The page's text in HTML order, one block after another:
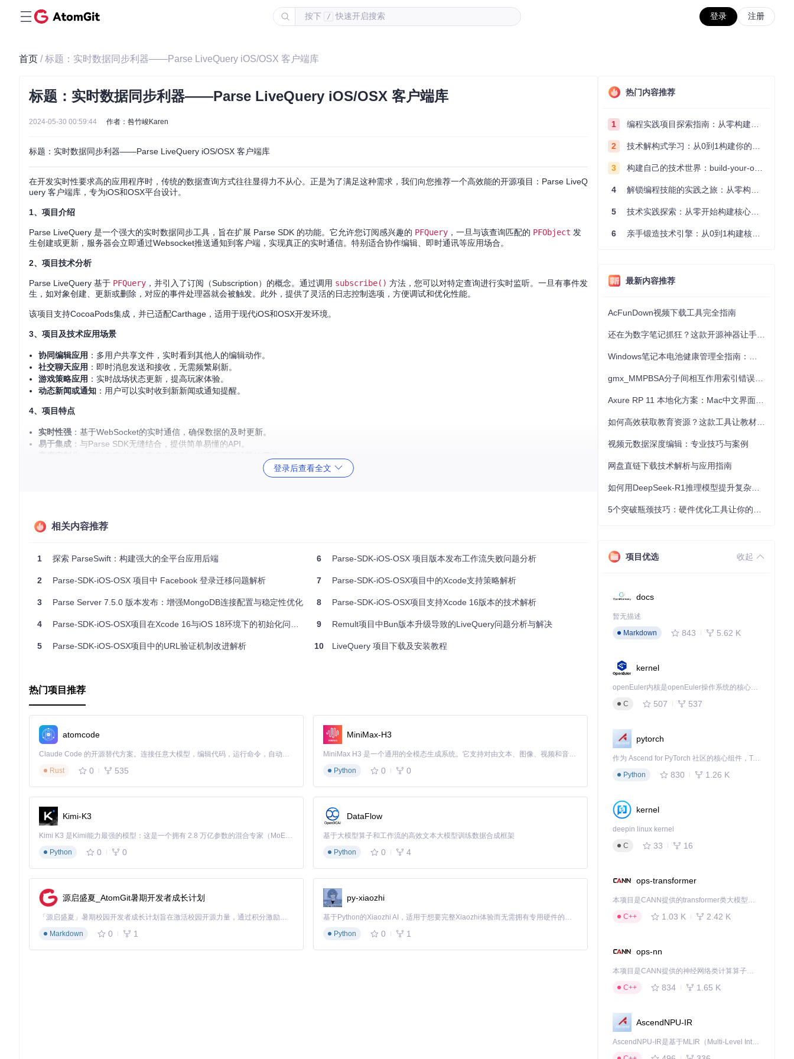
按下 / 快速开启搜索 登录 注册
首页 / 标题：实时数据同步利器——Parse LiveQuery iOS/OSX 客户端库
标题：实时数据同步利器——Parse LiveQuery iOS/OSX 客户端库
2024-05-30 00:59:44 作者：咎竹峻Karen
标题：实时数据同步利器——Parse LiveQuery iOS/OSX 客户端库
在开发实时性要求高的应用程序时，传统的数据查询方式往往显得力不从心。正是为了满足这种需求，我们向您推荐一个高效能的开源项目：Parse LiveQ
uery 客户端库，专为iOS和OSX平台设计。
1、项目介绍
Parse LiveQuery 是一个强大的实时数据同步工具，旨在扩展 Parse SDK 的功能。它允许您订阅感兴趣的 PFQuery ，一旦与该查询匹配的 PFObject 发
生创建或更新，服务器会立即通过Websocket推送通知到客户端，实现真正的实时通信。特别适合协作编辑、即时通讯等应用场合。
2、项目技术分析
Parse LiveQuery 基于 PFQuery ，并引入了订阅（Subscription）的概念。通过调用 subscribe() 方法，您可以对特定查询进行实时监听。一旦有事件发
生，如对象创建、更新或删除，对应的事件处理器就会被触发。此外，提供了灵活的日志控制选项，方便调试和优化性能。
该项目支持CocoaPods集成，并已适配Carthage，适用于现代iOS和OSX开发环境。
3、项目及技术应用场景
协同编辑应用 ：多用户共享文件，实时看到其他人的编辑动作。
社交聊天应用 ：即时消息发送和接收，无需频繁刷新。
游戏策略应用 ：实时战场状态更新，提高玩家体验。
动态新闻或通知 ：用户可以实时收到新新闻或通知提醒。
4、项目特点
实时性强 ：基于WebSocket的实时通信，确保数据的及时更新。
易于集成 ：与Parse SDK无缝结合，提供简单易懂的API。
：由Parse Community维护，拥有活跃的开发者社区和详细的文档。
项目都值得您一试，它将帮助您打造更流畅、更具互动性的应用。现在就加入Parse LiveQuery的行列，释放您的创新能力吧！
登录后查看全文
相关内容推荐
1 探索 ParseSwift：构建强大的全平台应用后端
2 Parse-SDK-iOS-OSX 项目中 Facebook 登录迁移问题解析
3 Parse Server 7.5.0 版本发布：增强MongoDB连接配置与稳定性优化
4 Parse-SDK-iOS-OSX项目在Xcode 16与iOS 18环境下的初始化问题解析
5 Parse-SDK-iOS-OSX项目中的URL验证机制改进解析
6 Parse-SDK-iOS-OSX 项目版本发布工作流失败问题分析
7 Parse-SDK-iOS-OSX项目中的Xcode支持策略解析
8 Parse-SDK-iOS-OSX项目支持Xcode 16版本的技术解析
9 Remult项目中Bun版本升级导致的LiveQuery问题分析与解决
10 LiveQuery 项目下载及安装教程
热门项目推荐
atomcode
Claude Code 的开源替代方案。连接任意大模型，编辑代码，运行命令，自动验证 — 全自动执行。用 Rust 构建，极致性能。 ｜ An open-source alternative to Claude Code. Connect any LLM, edit code, run commands, and verify changes — autonomously. Built in Rust for speed. Get Started
Rust
0 535
MiniMax-H3
MiniMax H3 是一个通用的全模态生成系统。它支持对由文本、图像、视频和音频组成的多模态上下文进行统一理解，并能生成分辨率高达 2K、时长可达 15 秒的带原生立体声音频的视频。得益于面向任务泛化的系统设计，H3 在预训练阶段就已具备广泛的多模态上下文理解与生成能力，能够出色地执行复杂的多模态指令。
Python
0 0
Kimi-K3
Kimi K3 是Kimi能力最强的模型：这是一个拥有 2.8 万亿参数的混合专家（MoE）模型，具备原生视觉理解能力，并支持 100 万 token 的上下文窗口。
Python
0 0
DataFlow
基于大模型算子和工作流的高效文本大模型训练数据合成框架
Python
0 4
源启盛夏_AtomGit暑期开发者成长计划
「源启盛夏」暑期校园开发者成长计划旨在激活校园开源力量，通过积分激励、认证扶持、资源倾斜等形式，引导高校组织和开发者完成「入驻 — 建项目 — 做贡献 — 获认证 — 得资源」的完整闭环。无论你是想带领社团入驻平台的组织者，还是希望用代码贡献证明自己的开发者，都能在这里找到属于你的成长路径。
Markdown
0 1
py-xiaozhi
基于Python的Xiaozhi AI，适用于想要完整Xiaozhi体验而无需拥有专用硬件的用户。
Python
0 1
热门内容推荐
1 编程实践项目探索指南：从零构建技术能力体系
2 技术解构式学习：从0到1构建你的编程知识体系
3 构建自己的技术世界：build-your-own-x项目的实践探索指南
4 解锁编程技能的实践之旅：从零构建你的技术世界
5 技术实践探索：从零开始构建核心系统的实践指南
6 亲手锻造技术引擎：从0到1构建核心系统的实践指南
最新内容推荐
AcFunDown视频下载工具完全指南
视频元数据深度编辑：专业技巧与案例
网盘直链下载技术解析与应用指南
项目优选 收起
docs
暂无描述
Markdown
843 5.62 K
kernel
openEuler内核是openEuler操作系统的核心，既是系统性能与稳定性的基石，也是连接处理器、设备与服务的桥梁。
C
507 537
pytorch
作为 Ascend for PyTorch 社区的核心组件，TorchNPU 是昇腾专为 PyTorch 打造的深度学习适配插件，使 PyTorch 框架能够直接调用昇腾 NPU，为开发者提供昇腾 AI 处理器的超强算力。
Python
830 1.26 K
kernel
deepin linux kernel
C
33 16
ops-transformer
本项目是CANN提供的transformer类大模型算子库，实现网络在NPU上加速计算。
C++
1.03 K 2.42 K
ops-nn
本项目是CANN提供的神经网络类计算算子库，实现网络在NPU上加速计算。
C++
834 1.65 K
AscendNPU-IR
AscendNPU-IR是基于MLIR（Multi-Level Intermediate Representation）构建的，面向昇腾亲和算子编译时使用的中间表示，提供昇腾完备表达能力，通过编译优化提升昇腾AI处理器计算效率，支持通过生态框架使能昇腾AI处理器与深度调优